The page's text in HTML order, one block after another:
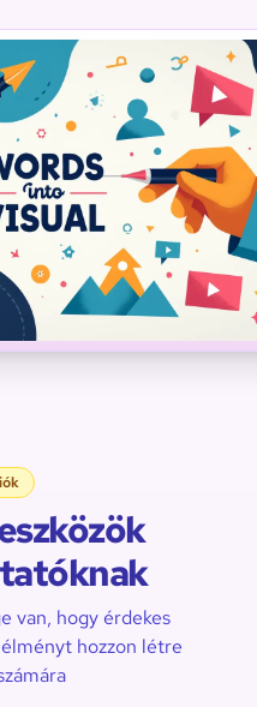
Matematika
van, hogy érdekes
hozzon létre